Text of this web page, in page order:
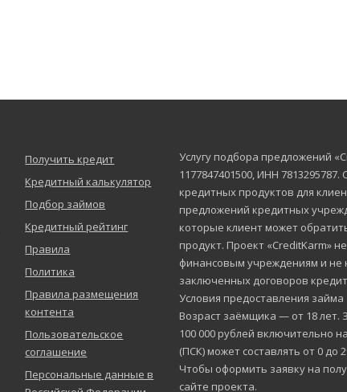
Получить кредит
Кредитный калькулятор
Подбор займов
Кредитный рейтинг
Правила
Политика
Правила размещения
контента
Пользовательское
соглашение
Персональные данные в
Услугу подбора предложений
1177847401500, ИНН
кредитных продуктов для
предложений кредитных
которые клиент может
продукт. Проект «CreditKarm»
финансовым учреждениям и не
заключенных договоров
Условия предоставления займа
Возраст заёмщика — от 18 лет.
100 000 рублей включительно
(ПСК) может составлять от 0 до
Чтобы оформить заявку на
сайте проекта.